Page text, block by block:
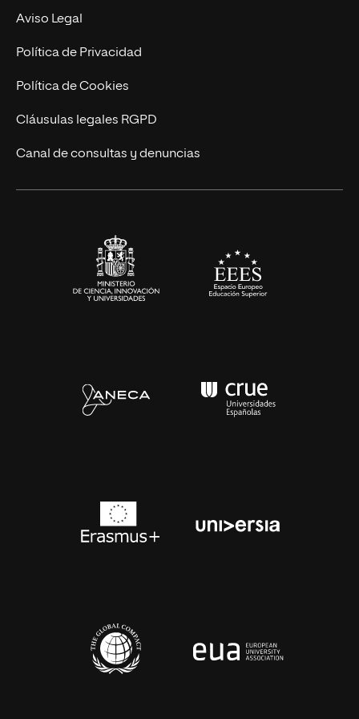
Experto Universitario
Postgrados
Cursos Universitarios
Nuestro Equipo
Trabaja en UNIR
Actualidad
UNIR Revista
Eventos
Aviso Legal
Política de Privacidad
Política de Cookies
Cláusulas legales RGPD
Canal de consultas y denuncias